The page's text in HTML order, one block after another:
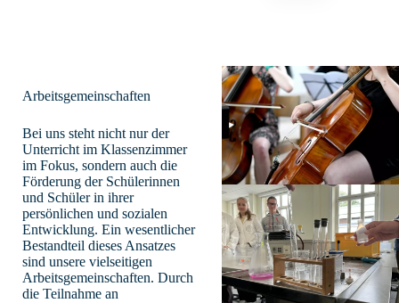
Arbeitsgemeinschaften
Bei uns steht nicht nur der
Unterricht im Klassenzimmer
im Fokus, sondern auch die
Förderung der Schülerinnen
und Schüler in ihrer
persönlichen und sozialen
Entwicklung. Ein wesentlicher
Bestandteil dieses Ansatzes
sind unsere vielseitigen
Arbeitsgemeinschaften. Durch
die Teilnahme an